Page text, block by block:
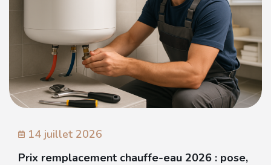
14 juillet 2026
Prix remplacement chauffe-eau 2026 : pose,